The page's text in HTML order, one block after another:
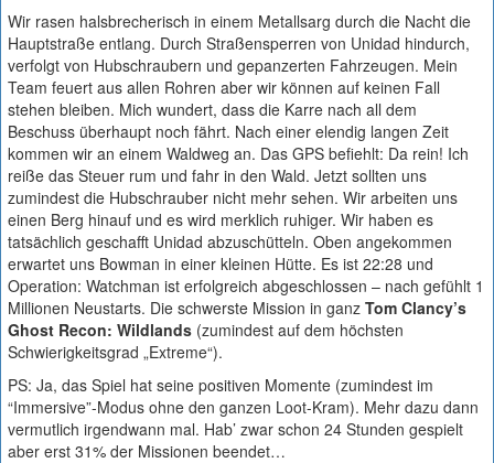
Wir rasen halsbrecherisch in einem Metallsarg durch die Nacht die
Hauptstraße entlang. Durch Straßensperren von Unidad hindurch,
verfolgt von Hubschraubern und gepanzerten Fahrzeugen. Mein
Team feuert aus allen Rohren aber wir können auf keinen Fall
stehen bleiben. Mich wundert, dass die Karre nach all dem
Beschuss überhaupt noch fährt. Nach einer elendig langen Zeit
kommen wir an einem Waldweg an. Das GPS befiehlt: Da rein! Ich
reiße das Steuer rum und fahr in den Wald. Jetzt sollten uns
zumindest die Hubschrauber nicht mehr sehen. Wir arbeiten uns
einen Berg hinauf und es wird merklich ruhiger. Wir haben es
tatsächlich geschafft Unidad abzuschütteln. Oben angekommen
erwartet uns Bowman in einer kleinen Hütte. Es ist 22:28 und
Operation: Watchman ist erfolgreich abgeschlossen – nach gefühlt 1
Millionen Neustarts. Die schwerste Mission in ganz Tom Clancy’s
Ghost Recon: Wildlands (zumindest auf dem höchsten
Schwierigkeitsgrad „Extreme“).
PS: Ja, das Spiel hat seine positiven Momente (zumindest im
“Immersive”-Modus ohne den ganzen Loot-Kram). Mehr dazu dann
vermutlich irgendwann mal. Hab’ zwar schon 24 Stunden gespielt
aber erst 31% der Missionen beendet…